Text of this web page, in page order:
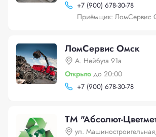
+7 (900) 678-30-78
Приёмщик: ЛомСервис
ЛомСервис Омск
А. Нейбута 91а
Открыто до 20:00
+7 (900) 678-30-78
ТМ "Абсолют-
ул.